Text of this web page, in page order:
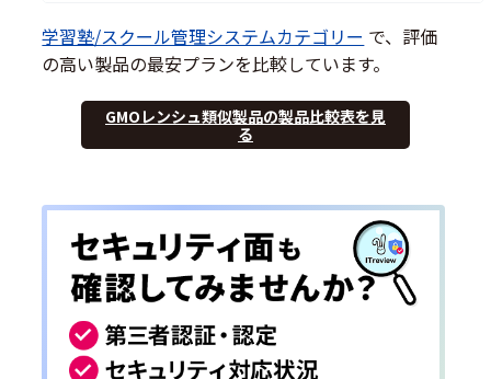
学習塾/スクール管理システムカテゴリー で、評価
の高い製品の最安プランを比較しています。
GMOレンシュ類似製品の製品比較表を見
る